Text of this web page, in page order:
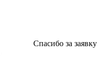
Спасибо за заявку